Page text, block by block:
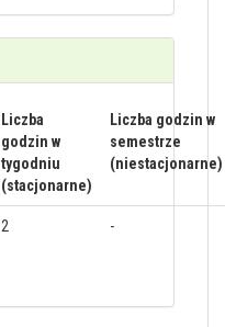
Liczba
godzin w
tygodniu
(stacjonarne)
Liczba godzin w
semestrze
(niestacjonarne)
2 -